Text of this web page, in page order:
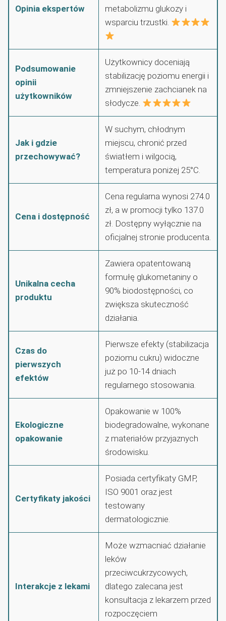
Opinia ekspertów
metabolizmu glukozy i
wsparciu trzustki.
Podsumowanie
opinii
użytkowników
Użytkownicy doceniają
stabilizację poziomu energii i
zmniejszenie zachcianek na
słodycze.
Jak i gdzie
przechowywać?
W suchym, chłodnym
miejscu, chronić przed
światłem i wilgocią,
temperatura poniżej 25°C.
Cena i dostępność
Cena regularna wynosi 274.0
zł, a w promocji tylko 137.0
zł. Dostępny wyłącznie na
oficjalnej stronie producenta.
Unikalna cecha
produktu
Zawiera opatentowaną
formułę glukometaniny o
90% biodostępności, co
zwiększa skuteczność
działania.
Czas do
pierwszych
efektów
Pierwsze efekty (stabilizacja
poziomu cukru) widoczne
już po 10-14 dniach
regularnego stosowania.
Ekologiczne
opakowanie
Opakowanie w 100%
biodegradowalne, wykonane
z materiałów przyjaznych
środowisku.
Certyfikaty jakości
Posiada certyfikaty GMP,
ISO 9001 oraz jest
testowany
dermatologicznie.
Interakcje z lekami
Może wzmacniać działanie
leków
przeciwcukrzycowych,
dlatego zalecana jest
konsultacja z lekarzem przed
rozpoczęciem